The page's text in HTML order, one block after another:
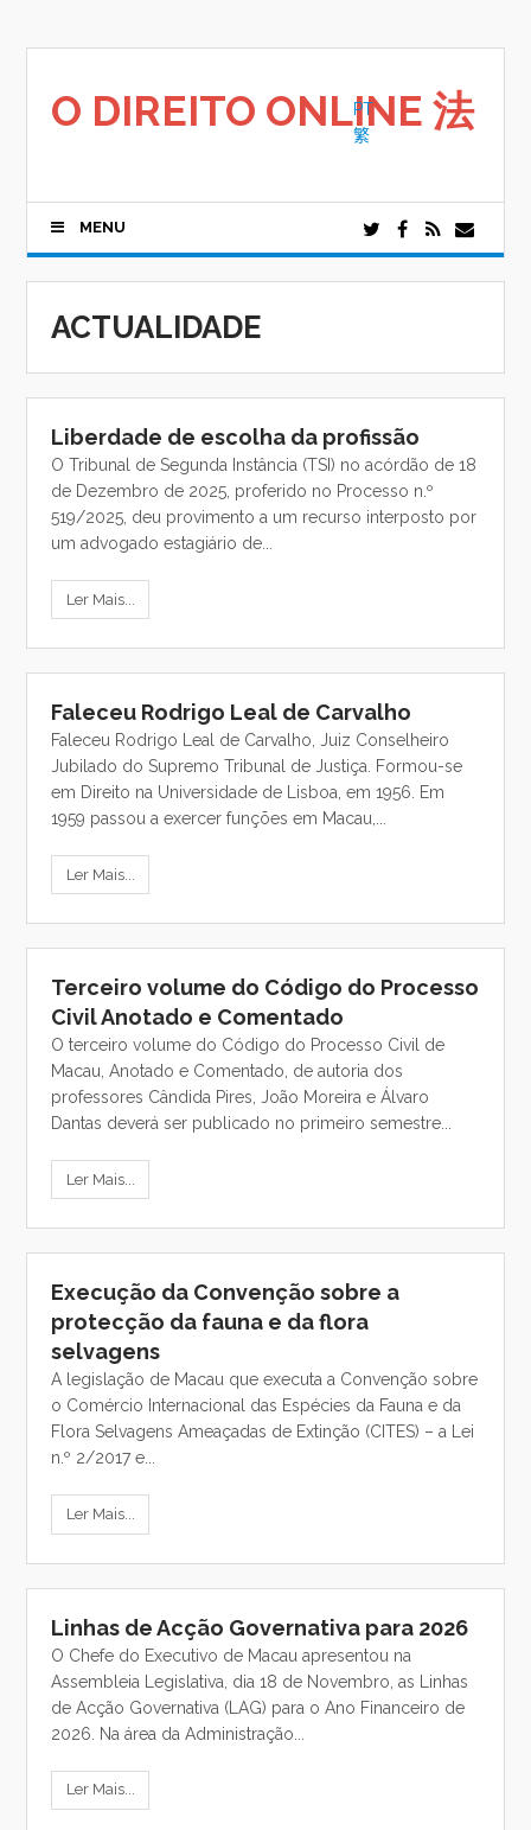
O DIREITO ONLINE 法
PT
繁
MENU
ACTUALIDADE
Liberdade de escolha da profissão
O Tribunal de Segunda Instância (TSI) no acórdão de 18
de Dezembro de 2025, proferido no Processo n.º
519/2025, deu provimento a um recurso interposto por
um advogado estagiário de...
Ler Mais...
Faleceu Rodrigo Leal de Carvalho
Faleceu Rodrigo Leal de Carvalho, Juiz Conselheiro
Jubilado do Supremo Tribunal de Justiça. Formou-se
em Direito na Universidade de Lisboa, em 1956. Em
1959 passou a exercer funções em Macau,...
Ler Mais...
Terceiro volume do Código do Processo
Civil Anotado e Comentado
O terceiro volume do Código do Processo Civil de
Macau, Anotado e Comentado, de autoria dos
professores Cândida Pires, João Moreira e Álvaro
Dantas deverá ser publicado no primeiro semestre...
Ler Mais...
Execução da Convenção sobre a
protecção da fauna e da flora
selvagens
A legislação de Macau que executa a Convenção sobre
o Comércio Internacional das Espécies da Fauna e da
Flora Selvagens Ameaçadas de Extinção (CITES) – a Lei
n.º 2/2017 e...
Ler Mais...
Linhas de Acção Governativa para 2026
O Chefe do Executivo de Macau apresentou na
Assembleia Legislativa, dia 18 de Novembro, as Linhas
de Acção Governativa (LAG) para o Ano Financeiro de
2026. Na área da Administração...
Ler Mais...